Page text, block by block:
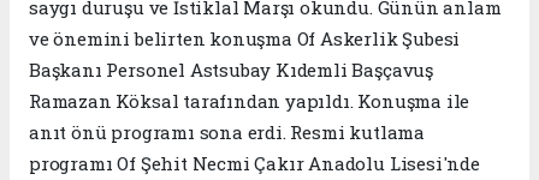
saygı duruşu ve İstiklal Marşı okundu. Günün anlam
ve önemini belirten konuşma Of Askerlik Şubesi
Başkanı Personel Astsubay Kıdemli Başçavuş
Ramazan Köksal tarafından yapıldı. Konuşma ile
anıt önü programı sona erdi. Resmi kutlama
programı Of Şehit Necmi Çakır Anadolu Lisesi'nde